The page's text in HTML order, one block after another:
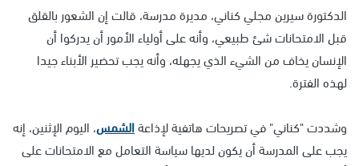
الدكتورة سيرين مجلي كناني، مديرة مدرسة، قالت إن الشعور بالقلق
قبل الامتحانات شئ طبيعي، وأنه على أولياء الأمور أن يدركوا أن
الإنسان يخاف من الشيء الذي يجهله، وأنه يجب تحضير الأبناء جيدا
لهذه الفترة.
وشددت "كناني" في تصريحات هاتفية لإذاعةالشمس، اليوم الإثنين، إنه
يجب على المدرسة أن يكون لديها سياسة التعامل مع الامتحانات على